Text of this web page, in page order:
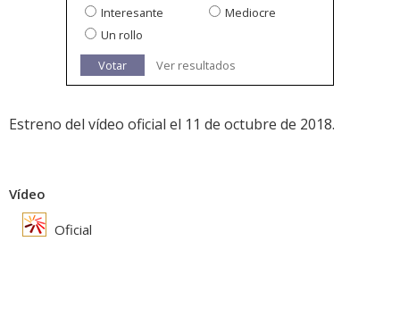
Interesante
Mediocre
Un rollo
Votar
Ver resultados
Estreno del vídeo oficial el 11 de octubre de 2018.
Vídeo
Oficial